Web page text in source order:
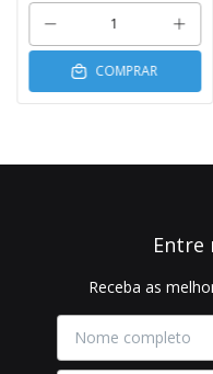
COMPRAR
Entre
Receba as